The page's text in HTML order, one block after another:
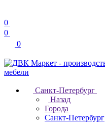
0
0
0
Санкт-Петербург
Назад
Города
Санкт-Петербург